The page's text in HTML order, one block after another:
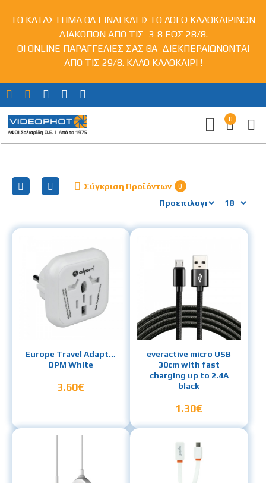
ΤΟ ΚΑΤΑΣΤΗΜΑ ΘΑ ΕΙΝΑΙ ΚΛΕΙΣΤΟ ΛΟΓΩ ΚΑΛΟΚΑΙΡΙΝΩΝ
ΔΙΑΚΟΠΩΝ ΑΠΟ ΤΙΣ 3-8 ΕΩΣ 28/8.
ΟΙ ONLINE ΠΑΡΑΓΓΕΛΙΕΣ ΣΑΣ ΘΑ ΔΙΕΚΠΕΡΑΙΩΝΟΝΤΑΙ
ΑΠΟ ΤΙΣ 29/8. ΚΑΛΟ ΚΑΛΟΚΑΙΡΙ !
0
Σύγκριση Προϊόντων 0
Europe Travel Adapter
DPM White
3.60€
everactive micro USB
30cm with fast
charging up to 2.4A
black
1.30€